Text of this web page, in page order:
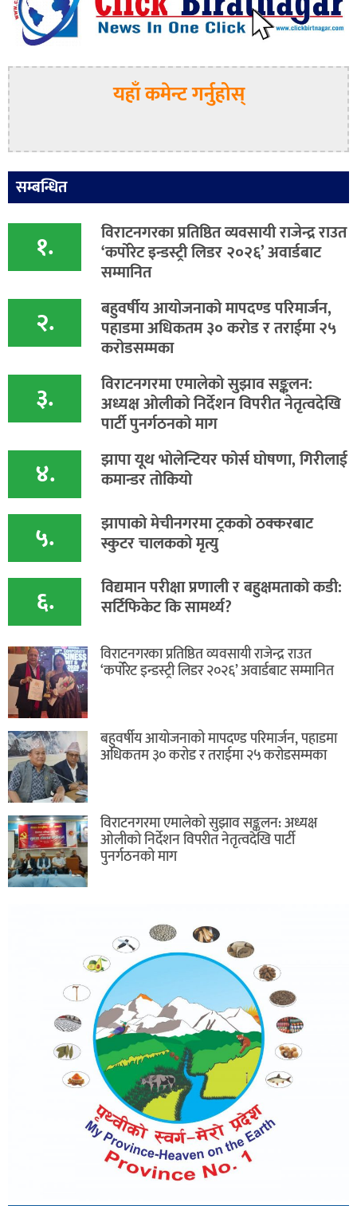
यहाँ कमेन्ट गर्नुहोस्
सम्बन्धित
१. विराटनगरका प्रतिष्ठित व्यवसायी राजेन्द्र राउत
‘कर्पोरेट इन्डस्ट्री लिडर २०२६’ अवार्डबाट
सम्मानित
२. बहुवर्षीय आयोजनाको मापदण्ड परिमार्जन,
पहाडमा अधिकतम ३० करोड र तराईमा २५
करोडसम्मका
३. विराटनगरमा एमालेको सुझाव सङ्कलन:
अध्यक्ष ओलीको निर्देशन विपरीत नेतृत्वदेखि
पार्टी पुनर्गठनको माग
४. झापा यूथ भोलेन्टियर फोर्स घोषणा, गिरीलाई
कमान्डर तोकियो
५. ​झापाको मेचीनगरमा ट्रकको ठक्करबाट
स्कुटर चालकको मृत्यु
६. विद्यमान परीक्षा प्रणाली र बहुक्षमताको कडी:
सर्टिफिकेट कि सामर्थ्य?
विराटनगरका प्रतिष्ठित व्यवसायी राजेन्द्र राउत
‘कर्पोरेट इन्डस्ट्री लिडर २०२६’ अवार्डबाट सम्मानित
बहुवर्षीय आयोजनाको मापदण्ड परिमार्जन, पहाडमा
अधिकतम ३० करोड र तराईमा २५ करोडसम्मका
विराटनगरमा एमालेको सुझाव सङ्कलन: अध्यक्ष
ओलीको निर्देशन विपरीत नेतृत्वदेखि पार्टी
पुनर्गठनको माग